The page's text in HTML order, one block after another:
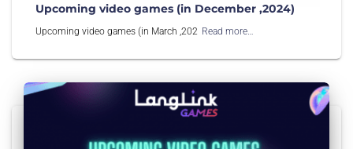
Upcoming video games (in December ,2024)
Upcoming video games (in March ,202 Read more…